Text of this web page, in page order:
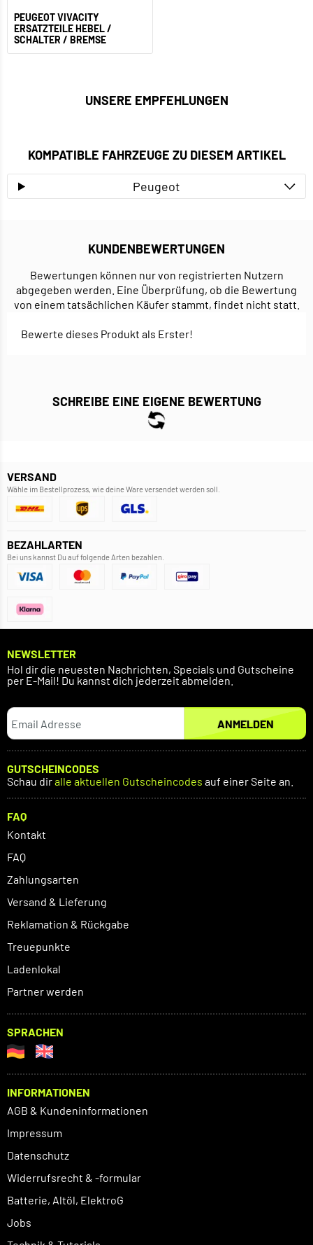
PEUGEOT VIVACITY
ERSATZTEILE HEBEL /
SCHALTER / BREMSE
UNSERE EMPFEHLUNGEN
KOMPATIBLE FAHRZEUGE ZU DIESEM ARTIKEL
Peugeot
KUNDENBEWERTUNGEN
Bewertungen können nur von registrierten Nutzern
abgegeben werden. Eine Überprüfung, ob die Bewertung
von einem tatsächlichen Käufer stammt, findet nicht statt.
Bewerte dieses Produkt als Erster!
SCHREIBE EINE EIGENE BEWERTUNG
VERSAND
Wähle im Bestellprozess, wie deine Ware versendet werden soll.
BEZAHLARTEN
Bei uns kannst Du auf folgende Arten bezahlen.
NEWSLETTER
Hol dir die neuesten Nachrichten, Specials und Gutscheine
per E-Mail! Du kannst dich jederzeit abmelden.
ANMELDEN
GUTSCHEINCODES
Schau diralle aktuellen Gutscheincodes auf einer Seite an.
FAQ
Kontakt
FAQ
Zahlungsarten
Versand & Lieferung
Reklamation & Rückgabe
Treuepunkte
Ladenlokal
Partner werden
SPRACHEN
INFORMATIONEN
AGB & Kundeninformationen
Impressum
Datenschutz
Widerrufsrecht & -formular
Batterie, Altöl, ElektroG
Jobs